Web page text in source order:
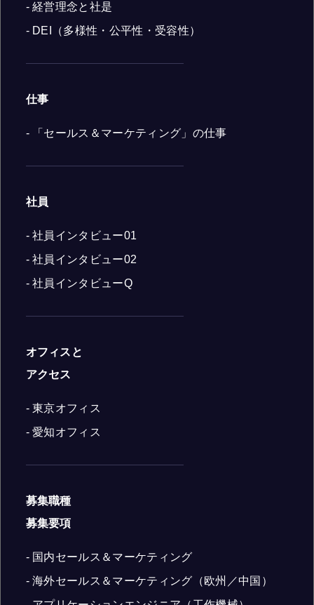
- 経営理念と社是
- DEI（多様性・公平性・受容性）
仕事
- 「セールス＆マーケティング」の仕事
社員
- 社員インタビュー01
- 社員インタビュー02
- 社員インタビューQ
オフィスと
アクセス
- 東京オフィス
- 愛知オフィス
募集職種
募集要項
- 国内セールス＆マーケティング
- 海外セールス＆マーケティング（欧州／中国）